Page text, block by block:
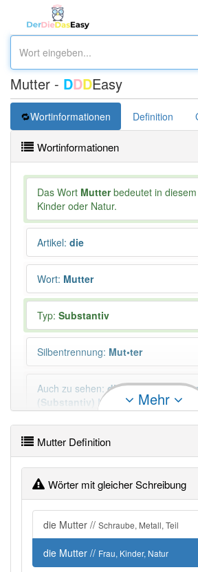
Mutter - DDDEasy
Wortinformationen Definition
Wortinformationen
Das Wort Mutterbedeutet in
Kinder oder Natur.
Artikel: die
Wort: Mutter
Typ: Substantiv
Silbentrennung: Mut•ter
Auch zu sehen: dieMutter
(Substantiv) Mehr
Plural:die Mütter, die Muttern, —
Duden geprüft: Mutter Duden
PowerIndex: 2 737
Mehr
Mutter Definition
Wörter mit gleicher Schreibung
die Mutter // Schraube, Metall, Teil
die Mutter // Frau, Kinder, Natur